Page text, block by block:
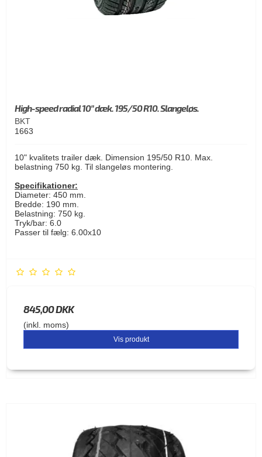
High-speed radial 10" dæk. 195/50 R10. Slangeløs.
BKT
1663
10" kvalitets trailer dæk. Dimension 195/50 R10. Max.
belastning 750 kg. Til slangeløs montering.
Specifikationer:
Diameter: 450 mm.
Bredde: 190 mm.
Belastning: 750 kg.
Tryk/bar: 6.0
Passer til fælg: 6.00x10
845,00 DKK
(inkl. moms)
Vis produkt